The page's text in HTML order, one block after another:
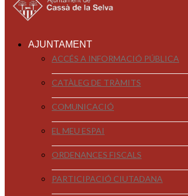
AJUNTAMENT
ACCÉS A INFORMACIÓ PÚBLICA
CATÀLEG DE TRÀMITS
COMUNICACIÓ
EL MEU ESPAI
ORDENANCES FISCALS
PARTICIPACIÓ CIUTADANA